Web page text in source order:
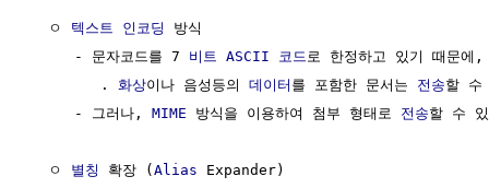
  ㅇ
텍스트 인코딩
방식
     - 문자코드를 7
비트 ASCII 코드 로 한정하고 있기 때문
        .
화상이나 음성등의 데이터 를 포함한 문서는 전송할
     - 그러나,
MIME 방식을 이용하여 첨부 형태로 전송할 수
  ㅇ
별칭 확장 (Alias Expander)